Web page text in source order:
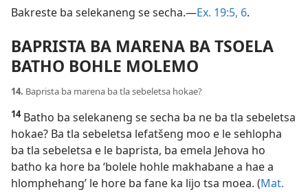
Bakreste ba selekaneng se secha.—Ex. 19:5, 6.
BAPRISTA BA MARENA BA TSOELA
BATHO BOHLE MOLEMO
14. Baprista ba marena ba tla sebeletsa hokae?
14Batho ba selekaneng se secha ba ne ba tla sebeletsa
hokae? Ba tla sebeletsa lefatšeng moo e le sehlopha
ba tla sebeletsa e le baprista, ba emela Jehova ho
batho ka hore ba ‘bolele hohle makhabane a hae a
hlomphehang’ le hore ba fane ka lijo tsa moea. (Mat.